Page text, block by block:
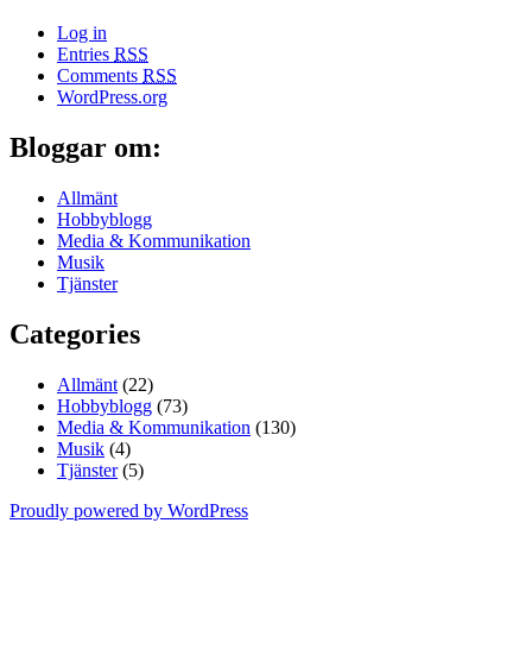
Log in
Entries RSS
Comments RSS
WordPress.org
Bloggar om:
Allmänt
Hobbyblogg
Media & Kommunikation
Musik
Tjänster
Categories
Allmänt (22)
Hobbyblogg (73)
Media & Kommunikation (130)
Musik (4)
Tjänster(5)
Proudly powered by WordPress